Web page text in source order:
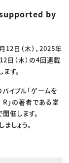
ア
supported by
12日（木）、2025年
日（木）の4回連載
す。
イブル「ゲームを
R」の著者である堂
催します。
しょう。